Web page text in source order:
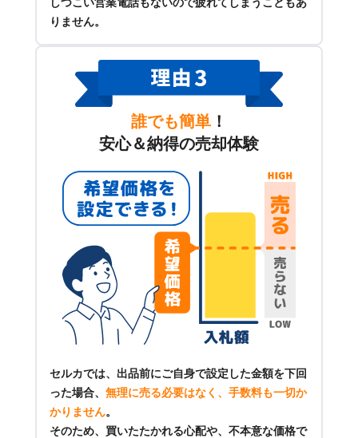
りません。
誰でも簡単 ！
安心＆納得の売却体験
セルカでは、出品前にご自身で設定した金額を下回
った場合、 無理に売る必要はなく、手数料も一切か
かりません。
そのため、買いたたかれる心配や、不本意な価格で